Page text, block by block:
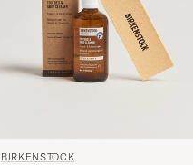
BIRKENSTOCK